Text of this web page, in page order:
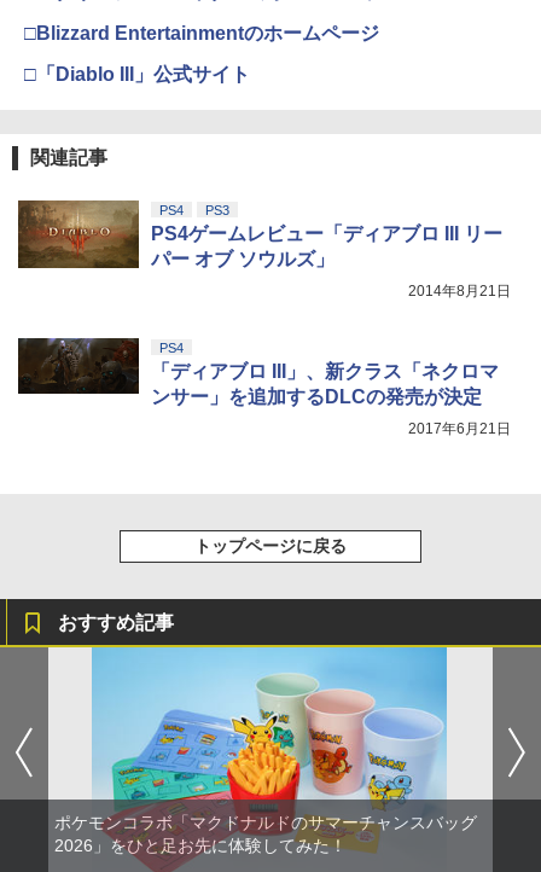
□Blizzard Entertainmentのホームページ
□「Diablo III」公式サイト
関連記事
PS4 PS3
PS4ゲームレビュー「ディアブロ III リー
パー オブ ソウルズ」
2014年8月21日
PS4
「ディアブロ III」、新クラス「ネクロマ
ンサー」を追加するDLCの発売が決定
2017年6月21日
トップページに戻る
おすすめ記事
ポケモンコラボ「マクドナルドのサマーチャンスバッグ
2026」をひと足お先に体験してみた！